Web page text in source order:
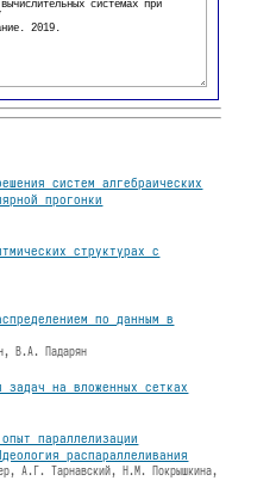
систем алгебраических
прогонки
структурах с
по данным в
В.А. Падарян
задач на вложенных сетках
параллелизации
распараллеливания
А.Г. Тарнавский, Н.М. Покрышкина,